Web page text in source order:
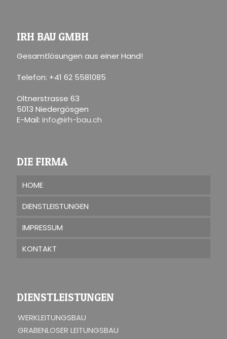
IRH BAU GMBH
Gesamtlösungen aus einer Hand!
Telefon: +41 62 5581085
Oltnerstrasse 63
5013 Niedergösgen
E-Mail: info@irh-bau.ch
DIE FIRMA
HOME
DIENSTLEISTUNGEN
IMPRESSUM
KONTAKT
DIENSTLEISTUNGEN
WERKLEITUNGSBAU
GRABENLOSER LEITUNGSBAU